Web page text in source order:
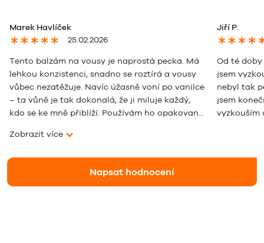
Marek Havlíček
25.02.2026
Tento balzám na vousy je naprostá pecka. Má
lehkou konzistenci, snadno se roztírá a vousy
vůbec nezatěžuje. Navíc úžasně voní po vanilce
– ta vůně je tak dokonalá, že ji miluje každý,
kdo se ke mně přiblíží. Používám ho opakovaně
skvělý produkt.
Zobrazit více
Jiří P.
Od té
jsem
nebyl tak
jsem
vyzkouším
Napsat hodnocení